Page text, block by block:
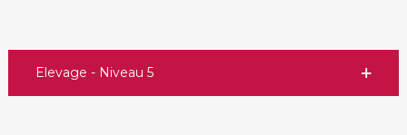
Elevage - Niveau 5